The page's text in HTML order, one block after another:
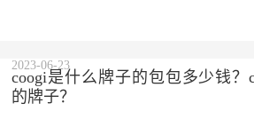
coogi是什么牌子的包包多少钱？
的牌子？
2023-06-23